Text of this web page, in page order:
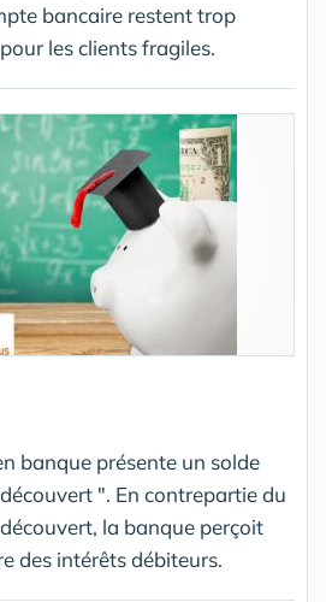
bancaire restent trop
les clients fragiles.
banque présente un solde
". En contrepartie du
la banque perçoit
des intérêts débiteurs.